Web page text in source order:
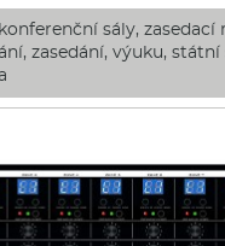
konferenční sály, zasedací
zasedání, výuku,